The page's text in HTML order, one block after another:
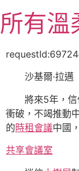
至
主所有溫
沙基爾·拉邁
將來5年，
衝破，不竭推動
的時租會議中國
共享會議室